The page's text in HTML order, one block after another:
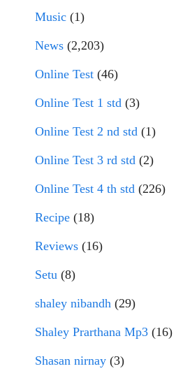
Music (1)
News (2,203)
Online Test (46)
Online Test 1 std (3)
Online Test 2 nd std (1)
Online Test 3 rd std (2)
Online Test 4 th std (226)
Recipe (18)
Reviews (16)
Setu (8)
shaley nibandh (29)
Shaley Prarthana Mp3 (16)
Shasan nirnay (3)